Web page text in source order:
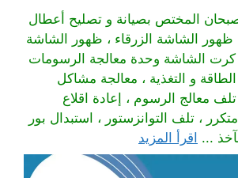
المختص بصيانة و تصليح أعطال
ظهور الشاشة الزرقاء ، ظهور الشاشة
كرت الشاشة وحدة معالجة الرسومات
و التغذية ، معالجة مشاكل
تلف معالج الرسوم ، إعادة اقلاع
، تلف التوانزستور ، استبدال بور
... اقرأ المزيد